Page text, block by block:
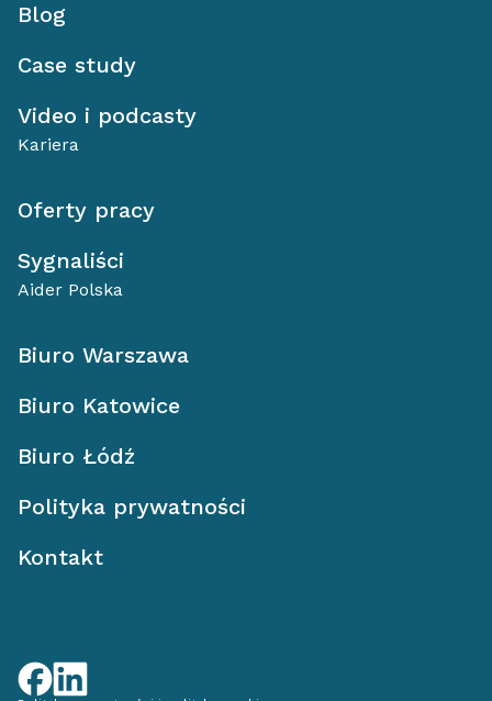
Blog
Case study
Video i podcasty
Kariera
Oferty pracy
Sygnaliści
Aider Polska
Biuro Warszawa
Biuro Katowice
Biuro Łódź
Polityka prywatności
Kontakt